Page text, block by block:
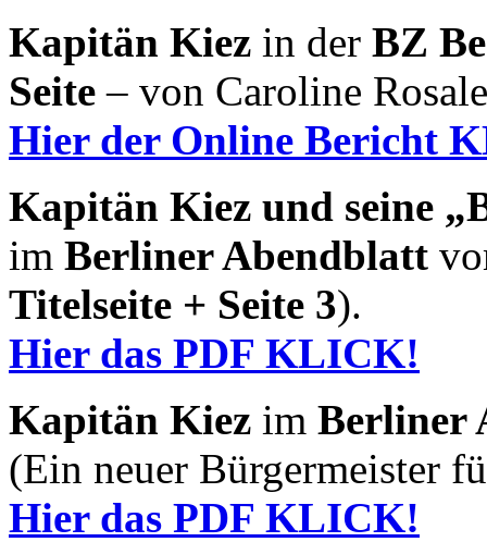
Kapitän Kiez in der BZ
Seite – von Caroline
Hier der Online Bericht
Kapitän Kiez und seine
im Berliner Abendblatt
Titelseite + Seite 3).
Hier das PDF KLICK!
Kapitän Kiez im Berliner
(Ein neuer Bürgermeister
Hier das PDF KLICK!